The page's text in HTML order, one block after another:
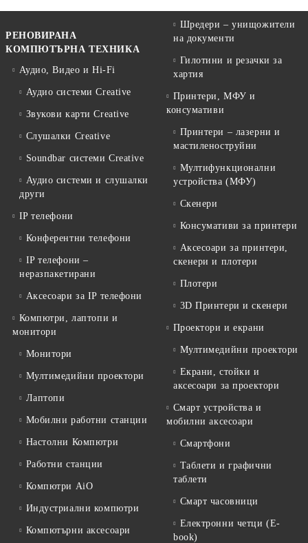
РЕНОВИРАНА
КОМПЮТЪРНА ТЕХНИКА
Аудио, Видео и Hi-Fi
Аудио системи Creative
Звукови карти Creative
Слушалки Creative
Soundbar системи Creative
Аудио системи и слушалки
други
IP телефони
Конферентни телефони
IP телефони –
неразпакетирани
Аксесоари за IP телефони
Компютри, лаптопи и
монитори
Монитори
Мултимедийни проектори
Лаптопи
Мобилни работни станции
Настолни Компютри
Работни станции
Компютри AiO
Индустриални компютри
Компютърни аксесоари
Шредери – унищожители
на документи
Гилотини и резачки за
хартия
Принтери, МФУ и
консумативи
Принтери – лазерни и
мастиленоструйни
Мултифункционални
устройства (МФУ)
Скенери
Консумативи за принтери
Аксесоари за принтери,
скенери и плотери
Плотери
3D Принтери и скенери
Проектори и екрани
Мултимедийни проектори
Екрани, стойки и
аксесоари за проектори
Смарт устройства и
мобилни аксесоари
Смартфони
Таблети и графични
таблети
Смарт часовници
Електронни четци (E-
book)